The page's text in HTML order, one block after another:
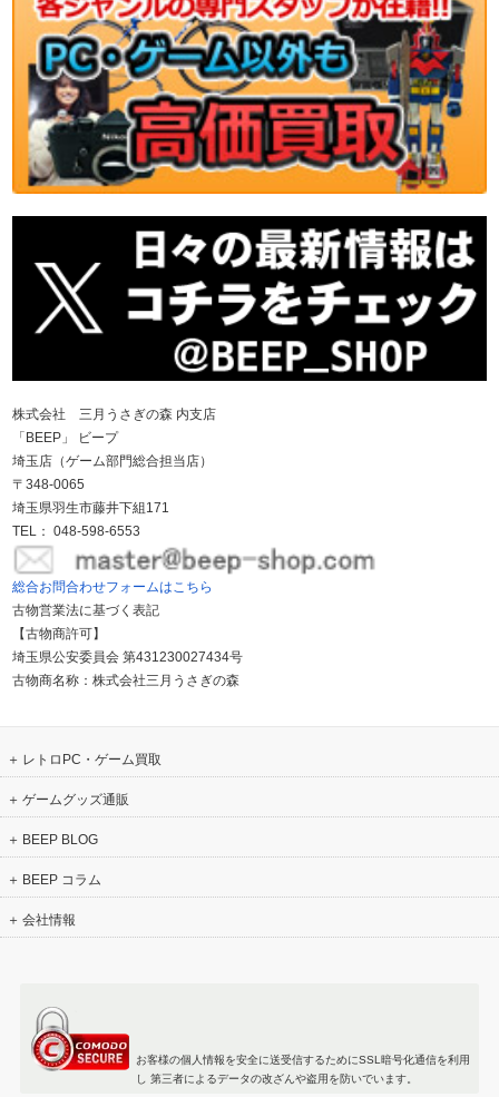
株式会社 三月うさぎの森 内支店
「BEEP」 ビープ
埼玉店（ゲーム部門総合担当店）
〒348-0065
埼玉県羽生市藤井下組171
TEL： 048-598-6553
総合お問合わせフォームはこちら
古物営業法に基づく表記
【古物商許可】
埼玉県公安委員会 第431230027434号
古物商名称：株式会社三月うさぎの森
レトロPC・ゲーム買取
ゲームグッズ通販
BEEP BLOG
BEEP コラム
会社情報
お客様の個人情報を安全に送受信するためにSSL暗号化通信を利用
し 第三者によるデータの改ざんや盗用を防いでいます。